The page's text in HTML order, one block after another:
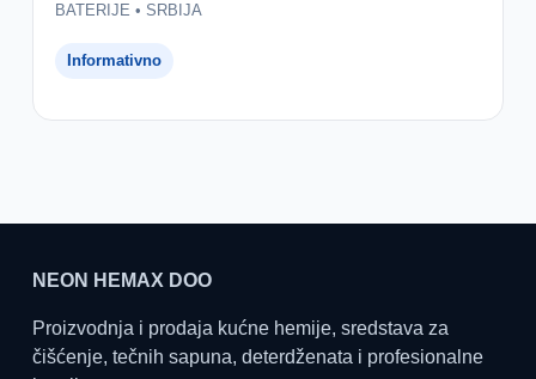
BATERIJE • SRBIJA
Informativno
NEON HEMAX DOO
Proizvodnja i prodaja kućne hemije, sredstava za
čišćenje, tečnih sapuna, deterdženata i profesionalne